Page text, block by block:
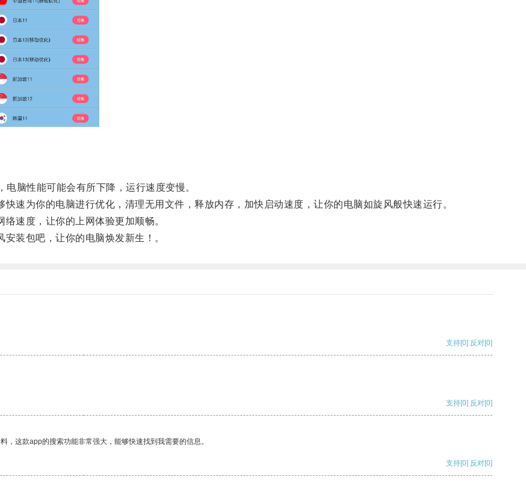
脑性能可能会有所下降，运行速度变慢。
为你的电脑进行优化，清理无用文件，释放内存，加快启动速度，让你的电脑如旋风般快速运行。
速度，让你的上网体验更加顺畅。
装包吧，让你的电脑焕发新生！。
支持[0] 反对[0]
支持[0] 反对[0]
这款app的搜索功能非常强大，能够快速找到我需要的信息。
支持[0] 反对[0]